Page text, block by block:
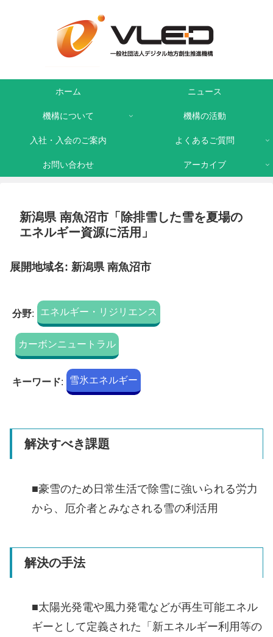
ホーム ニュース
機構について 機構の活動
入社・入会のご案内 よくあるご質問
お問い合わせ アーカイブ
新潟県 南魚沼市「除排雪した雪を夏場の
エネルギー資源に活用」
展開地域名: 新潟県 南魚沼市
分野: エネルギー・リジリエンス
カーボンニュートラル
キーワード: 雪氷エネルギー
解決すべき課題
■豪雪のため日常生活で除雪に強いられる労力
から、厄介者とみなされる雪の利活用
解決の手法
■太陽光発電や風力発電などが再生可能エネル
ギーとして定義された「新エネルギー利用等の